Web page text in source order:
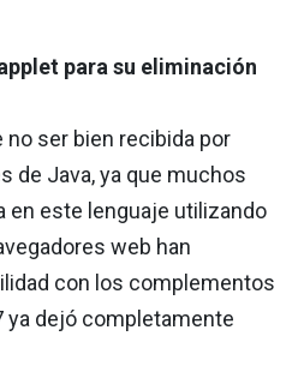
para su eliminación
no ser bien recibida por
de Java, ya que muchos
en este lenguaje utilizando
web han
con los complementos
ya dejó completamente